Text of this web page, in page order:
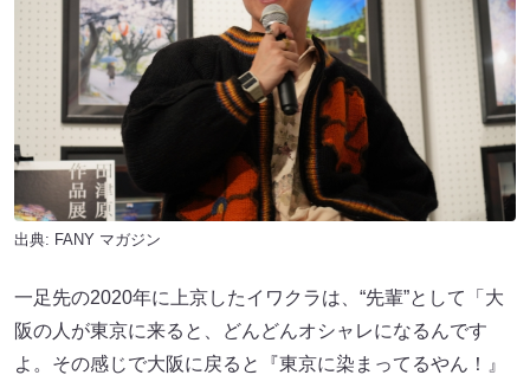
出典: FANY マガジン
一足先の2020年に上京したイワクラは、“先輩”として「大
阪の人が東京に来ると、どんどんオシャレになるんです
よ。その感じで大阪に戻ると『東京に染まってるやん！』